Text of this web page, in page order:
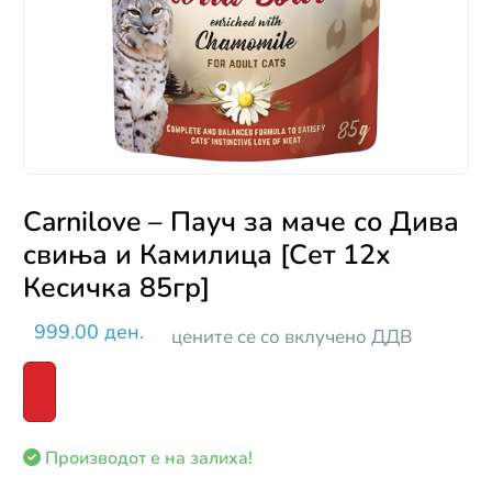
Carnilove – Пауч за маче со Дива
свиња и Камилица [Сет 12х
Кесичка 85гр]
999.00 ден. цените се со вклучено ДДВ
Производот е на залиха!